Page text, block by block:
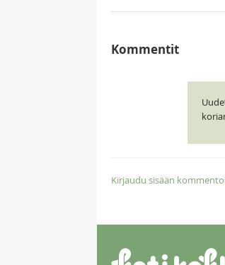
Kommentit
Kirjaudu sisään